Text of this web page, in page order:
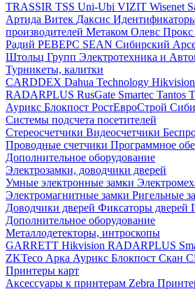
TRASSIR TSS Uni-Ubi VIZIT Wisenet
Артида Витек Даксис
производителей Метаком Олевс Прокс
Радий РЕВЕРС SEAN Сибирский
Штольц Групп Электротехника и
Турникеты, калитки
CARDDEX Dahua Technology Hikvision
RADARPLUS RusGate Smartec Tantos
Аурикс Блокпост РостЕвроСтрой
Системы подсчета посетителей
Стереосчетчики Видеосчетчики
Проводные счетчики Программное
Дополнительное оборудование
Электрозамки, доводчики дверей
Умные электронные замки
Электромагнитные замки Ригельные
Доводчики дверей Фиксаторы дверей
Дополнительное оборудование
Металлодетекторы, интроскопы
GARRETT Hikvision RADARPLUS
ZKTeco Арка Аурикс Блокпост Скан
Принтеры карт
Аксессуары к принтерам Zebra